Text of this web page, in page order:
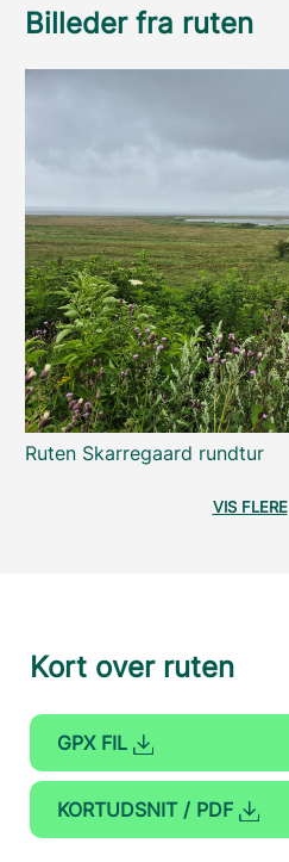
Billeder fra ruten
Ruten Skarregaard rundtur
VIS FLERE
Kort over ruten
GPX FIL
KORTUDSNIT / PDF